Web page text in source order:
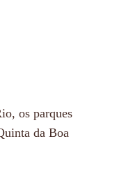
os parques
da Boa